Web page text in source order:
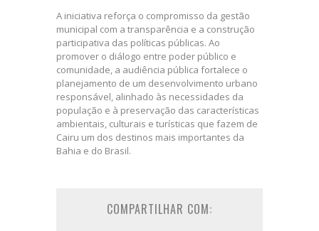
A iniciativa reforça o compromisso da gestão
municipal com a transparência e a construção
participativa das políticas públicas. Ao
promover o diálogo entre poder público e
comunidade, a audiência pública fortalece o
planejamento de um desenvolvimento urbano
responsável, alinhado às necessidades da
população e à preservação das características
ambientais, culturais e turísticas que fazem de
Cairu um dos destinos mais importantes da
Bahia e do Brasil.
COMPARTILHAR COM: